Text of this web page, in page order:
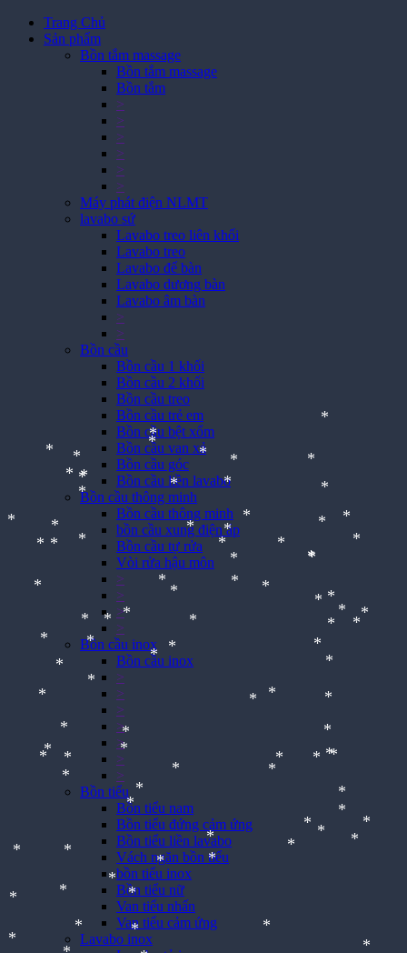
*
*
*
*
*
*
*
*
*
*
*
*
*
*
*
*
*
*
*
*
*
*
*
*
*
*
*
*
*
*
Trang Chủ
Sản phẩm
Bồn tắm massage
Bồn tắm massage
Bồn tắm
>
>
>
>
>
>
Máy phát điện NLMT
lavabo sứ
Lavabo treo liên khối
Lavabo treo
Lavabo để bàn
Lavabo dương bàn
Lavabo âm bàn
>
>
Bồn cầu
Bồn cầu 1 khối
Bồn cầu 2 khối
Bồn cầu treo
Bồn cầu trẻ em
Bồn cầu bệt xổm
Bồn cầu van xả
Bồn cầu góc
Bồn cầu liền lavabo
Bồn cầu thông minh
Bồn cầu thông minh
bồn cầu xung điện áp
Bồn cầu tự rửa
Vòi rửa hậu môn
>
>
>
>
Bồn cầu inox
Bồn cầu inox
>
>
>
>
>
>
>
Bồn tiểu
Bồn tiểu nam
Bồn tiểu đứng cảm ứng
Bồn tiểu liền lavabo
Vách ngăn bồn tiểu
bồn tiểu inox
Bồn tiểu nữ
Van tiểu nhấn
Van tiểu cảm ứng
Lavabo inox